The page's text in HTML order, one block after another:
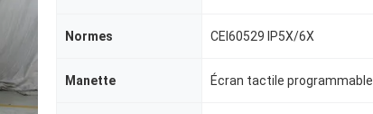
Normes CEI60529 IP5X/6X
Manette Écran tactile programmable